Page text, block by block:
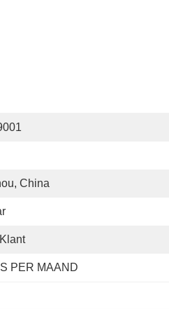
China
PER MAAND